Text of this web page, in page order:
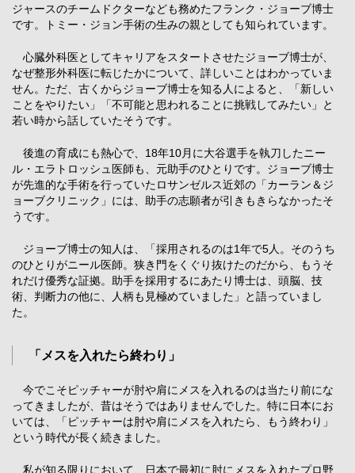
ジャースのチームドクターなども務めたフランク・ジョーブ博士
です。トミー・ジョン手術の生みの親としても知られています。
心臓外科医としてキャリアをスタートさせたジョーブ博士が、
なぜ整形外科医に転じたかについて、詳しいことはわかっていま
せん。ただ、古くからジョーブ博士を知る人によると、「新しい
ことをやりたい」「不可能と思われることに挑戦してみたい」と
若い時から話していたそうです。
後進の育成にも熱心で、18年10月に大谷選手を執刀したニー
ル・エラトロッシュ医師も、元助手のひとりです。ジョーブ博士
が先進的な手術を行っていたロサンゼルス近郊の「カーラン＆ジ
ョーブクリニック」には、助手の志願者が引きもきらなかったそ
うです。
ジョーブ博士の知人は、「採用されるのは1年で5人。そのうち
のひとりがニール医師。狭き門をくぐり抜けたのだから、もうそ
れだけ優秀な証拠。助手を採用するにあたり博士は、頭脳、技
術、判断力の他に、人柄も見極めていました」と語っていまし
た。
「メスを入れたら終わり」
今でこそピッチャーが肘や肩にメスを入れるのは当たり前にな
ってきましたが、昔はそうではありませんでした。特に日本にお
いては、「ピッチャーは肘や肩にメスを入れたら、もう終わり」
という時代が長く続きました。
私が知る限りにおいて、日本で最初に肘にメスを入れたプロ野